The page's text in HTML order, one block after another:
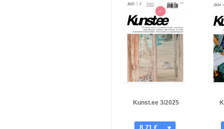
Kunst.ee 3/2025